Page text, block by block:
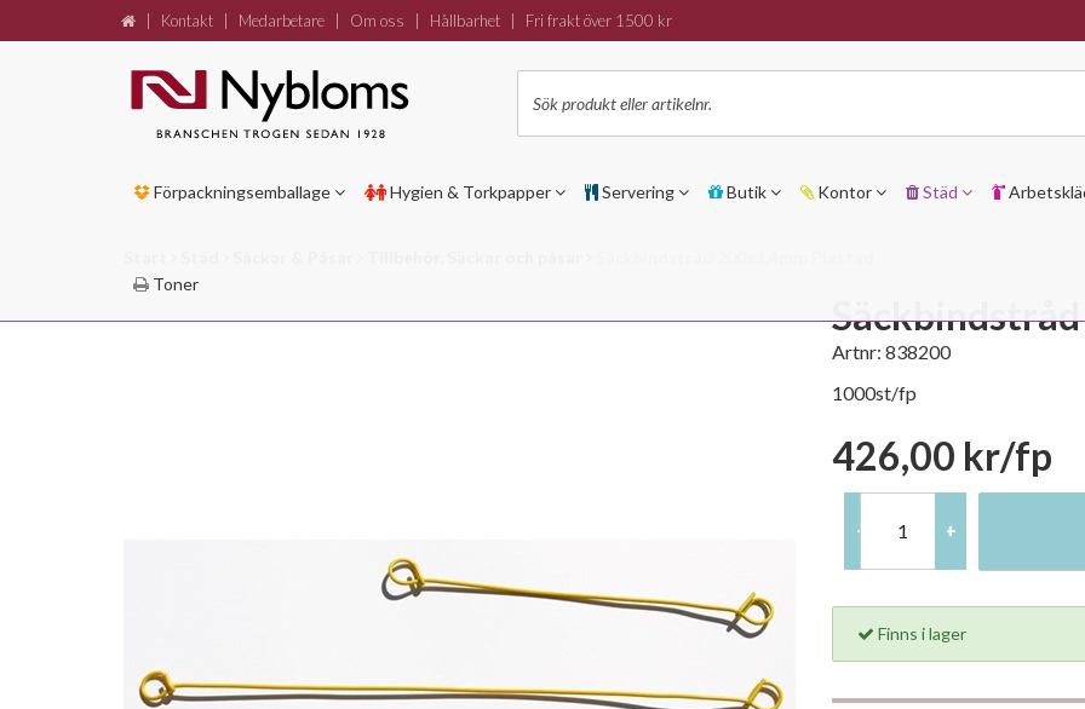
Artnr: 838200
1000st/fp
426,00 kr/fp
- +
Finns i lager
Kontakt Medarbetare Om oss Hållbarhet Fri frakt över 1500 kr
Förpackningsemballage Hygien & Torkpapper Servering Butik Kontor Städ
Toner